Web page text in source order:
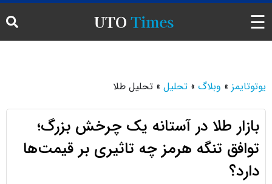
تحلیل تکنیکال
ارز دیجیتال
☰
یوتوتایمز » وبلاگ » تحلیل » تحلیل طلا
بازار طلا در آستانه یک چرخش بزرگ؛
توافق تنگه هرمز چه تاثیری بر قیمت‌ها
دارد؟